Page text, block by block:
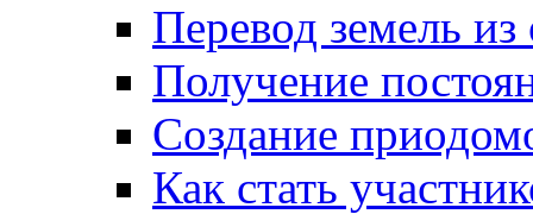
Перевод земель
Получение
Создание
Как стать